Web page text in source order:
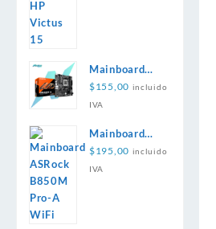
Mainboard
Gigabyte
B840M H
$155,00 incluido
IVA
Mainboard
ASRock
B850M Pro-A
$195,00 incluido
IVA